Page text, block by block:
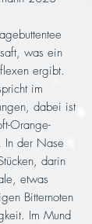
was ein
ergibt.
im
dabei ist
Orange-
der Nase
darin
etwas
Bitternoten
Im Mund